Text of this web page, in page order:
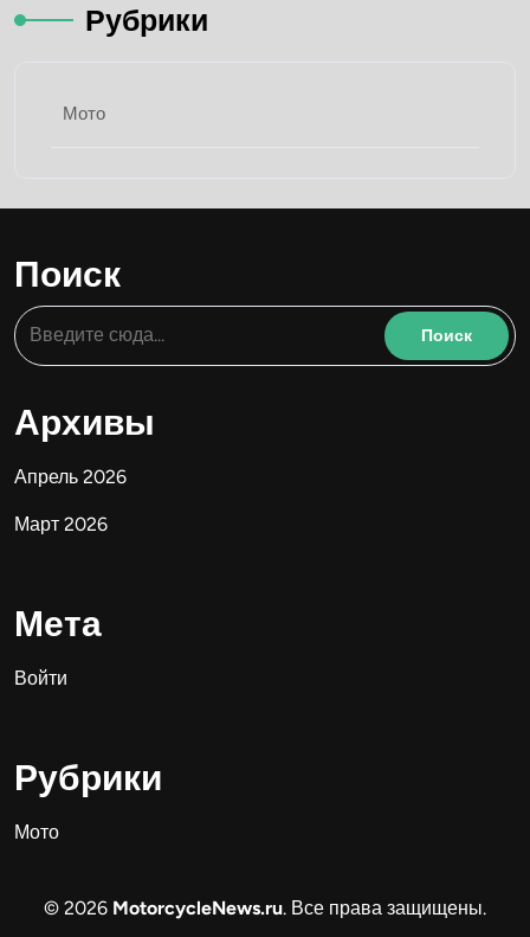
Рубрики
Мото
Поиск
Архивы
Апрель 2026
Март 2026
Мета
Войти
Рубрики
Мото
© 2026 MotorcycleNews.ru. Все права защищены.